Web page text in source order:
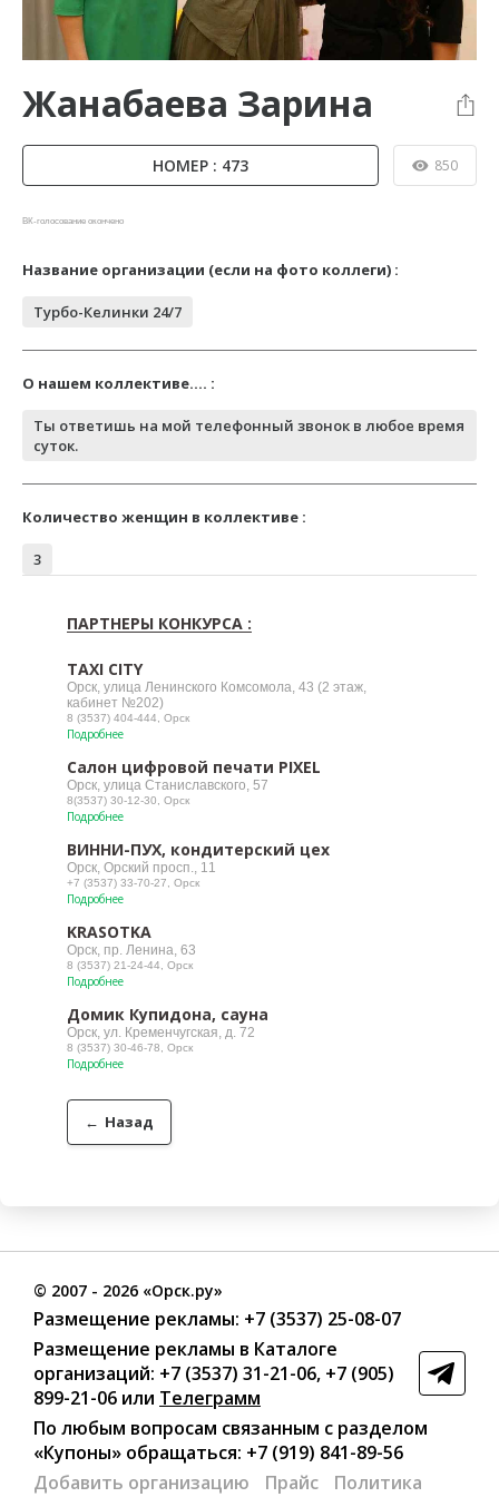
Жанабаева Зарина
НОМЕР : 473 850
ВК-голосование окончено
Название организации (если на фото коллеги) :
Турбо-Келинки 24/7
О нашем коллективе.... :
Ты ответишь на мой телефонный звонок в любое время
суток.
Количество женщин в коллективе :
3
ПАРТНЕРЫ КОНКУРСА :
TAXI CITY
Орск, улица Ленинского Комсомола, 43 (2 этаж,
кабинет №202)
8 (3537) 404-444, Орск
Подробнее
Салон цифровой печати PIXEL
Орск, улица Станиславского, 57
8(3537) 30-12-30, Орск
Подробнее
ВИННИ-ПУХ, кондитерский цех
Орск, Орский просп., 11
+7 (3537) 33-70-27, Орск
Подробнее
KRASOTKA
Орск, пр. Ленина, 63
8 (3537) 21-24-44, Орск
Подробнее
Домик Купидона, сауна
Орск, ул. Кременчугская, д. 72
8 (3537) 30-46-78, Орск
Подробнее
← Назад
© 2007 - 2026 «Орск.ру»
Размещение рекламы: +7 (3537) 25-08-07
Размещение рекламы в Каталоге
организаций: +7 (3537) 31-21-06, +7 (905)
899-21-06 или Телеграмм
По любым вопросам связанным с разделом
«Купоны» обращаться: +7 (919) 841-89-56
Добавить организацию
Прайс
Политика